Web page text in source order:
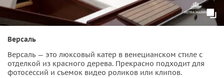
Версаль
Версаль — это люксовый катер в венецианском стиле с
отделкой из красного дерева. Прекрасно подходит для
фотосессий и съемок видео роликов или клипов.